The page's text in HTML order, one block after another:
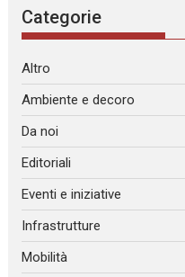
Categorie
Altro
Ambiente e decoro
Da noi
Editoriali
Eventi e iniziative
Infrastrutture
Mobilità